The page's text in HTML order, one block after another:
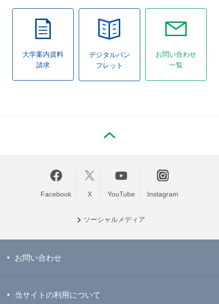
大学案内資料
請求
デジタルパン
フレット
お問い合わせ
一覧
Facebook X YouTube Instagram
ソーシャル メディア
お問い合わせ
当サイトの利用について